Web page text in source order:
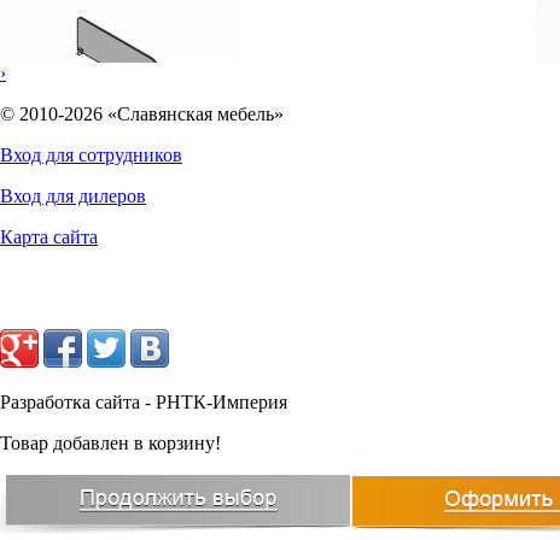
›
© 2010-2026 «Славянская мебель»
Вход для сотрудников
Вход для дилеров
Карта сайта
Разработка сайта - РНТК-Империя
Товар добавлен в корзину!